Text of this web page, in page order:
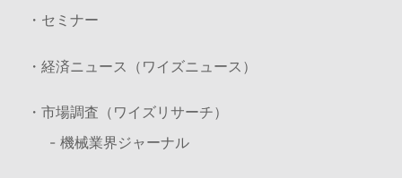
・セミナー
・経済ニュース（ワイズニュース）
・市場調査（ワイズリサーチ）
- 機械業界ジャーナル